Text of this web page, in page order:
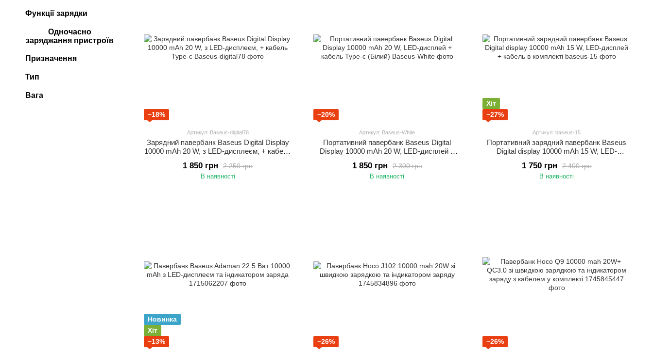
−18%
Артикул: Baseus-digital78
Зарядний павербанк Baseus Digital Display
10000 mAh 20 W, з LED-дисплеєм, + кабель
2 250 грн
1 850 грн
В наявності
−20%
Артикул: Baseus-White
Портативний павербанк Baseus Digital
Display 10000 mAh 20 W, LED-дисплей +
2 300 грн
1 850 грн
В наявності
Хіт
−27%
Артикул: baseus-15
Портативний зарядний павербанк Baseus
Digital display 10000 mAh 15 W, LED-
2 400 грн
1 750 грн
В наявності
Новинка
Хіт
−13%
−26% −26%
Функції зарядки
Одночасно
заряджання пристроїв
Призначення
Тип
Вага